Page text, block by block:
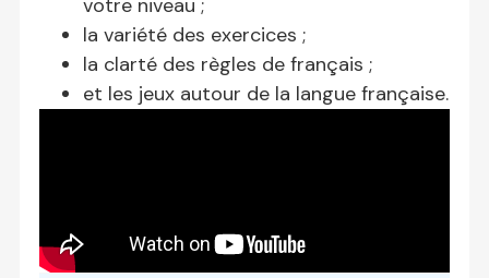
votre niveau ;
la variété des exercices ;
la clarté des règles de français ;
et les jeux autour de la langue française.